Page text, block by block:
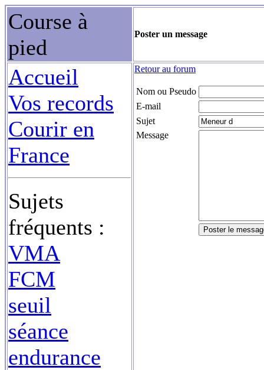
Course à
pied
Poster un message
Accueil
Vos records
Courir en
France
Sujets
fréquents :
VMA
FCM
seuil
séance
endurance
Retour au forum
Nom ou Pseudo
E-mail
Sujet
Message